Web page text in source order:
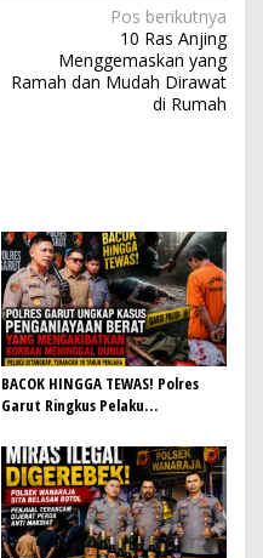
Pos berikutnya
10 Ras Anjing
Menggemaskan yang
Ramah dan Mudah Dirawat
di Rumah
BACOK HINGGA TEWAS! Polres
Garut Ringkus Pelaku
Banyuresmi, Terancam 10 Tahun
Penjara